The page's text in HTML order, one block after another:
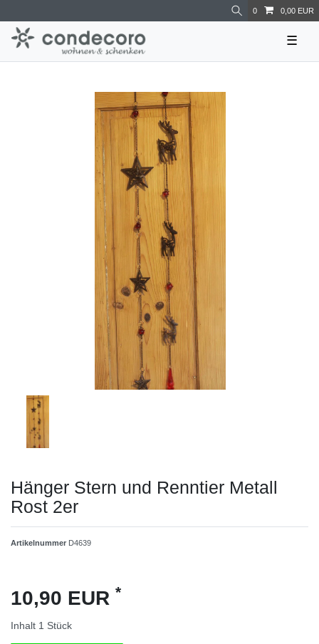
0 0,00 EUR
☰
Hänger Stern und Renntier Metall
Rost 2er
Artikelnummer D4639
10,90 EUR *
Inhalt 1 Stück